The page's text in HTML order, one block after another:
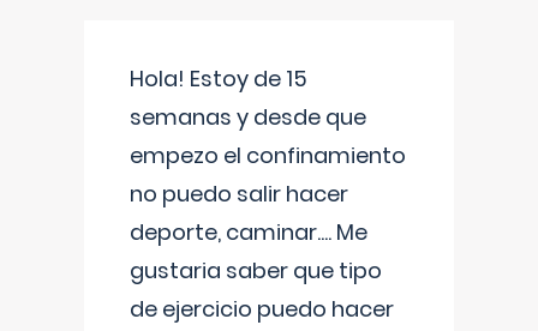
Hola! Estoy de 15
semanas y desde que
empezo el confinamiento
no puedo salir hacer
deporte, caminar.... Me
gustaria saber que tipo
de ejercicio puedo hacer